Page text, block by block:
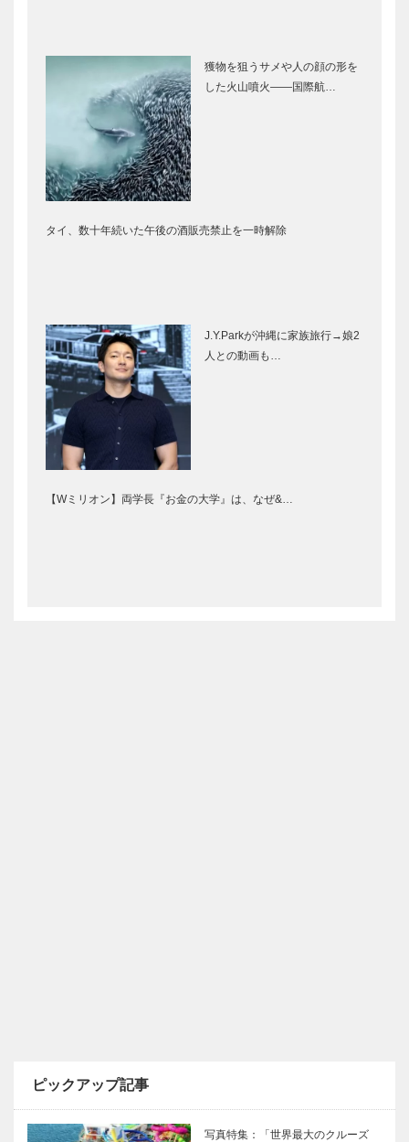
獲物を狙うサメや人の顔の形を
した火山噴火――国際航…
タイ、数十年続いた午後の酒販売禁止を一時解除
J.Y.Parkが沖縄に家族旅行→娘2
人との動画も…
【Wミリオン】両学長『お金の大学』は、なぜ&…
ピックアップ記事
写真特集：「世界最大のクルーズ